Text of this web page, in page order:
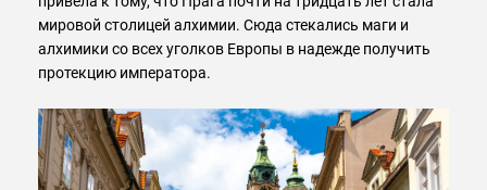
мировой столицей алхимии. Сюда стекались маги и
алхимики со всех уголков Европы в надежде получить
протекцию императора.